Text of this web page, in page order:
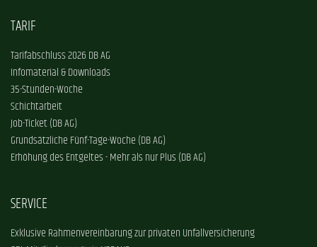
TARIF
Tarifabschluss 2026 DB AG
Infomaterial & Downloads
35-Stunden-Woche
Schichtarbeit
Job-Ticket (DB AG)
Grundsätzliche Fünf-Tage-Woche (DB AG)
Erhöhung des Entgeltes - Mehr als nur Plus (DB AG)
SERVICE
Exklusive Rahmenvereinbarung zur privaten Unfallversicherung